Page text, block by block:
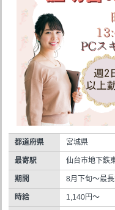
都道府県 宮城県
最寄駅 仙台市地下
期間 8月下旬～最
時給 1,140円～